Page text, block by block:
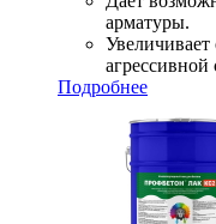
арматуры.
Увеличивает
агрессивной
Подробнее